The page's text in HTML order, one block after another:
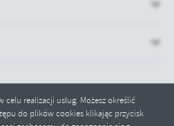
realizacji usług. Możesz określić
do plików cookies klikając przycisk